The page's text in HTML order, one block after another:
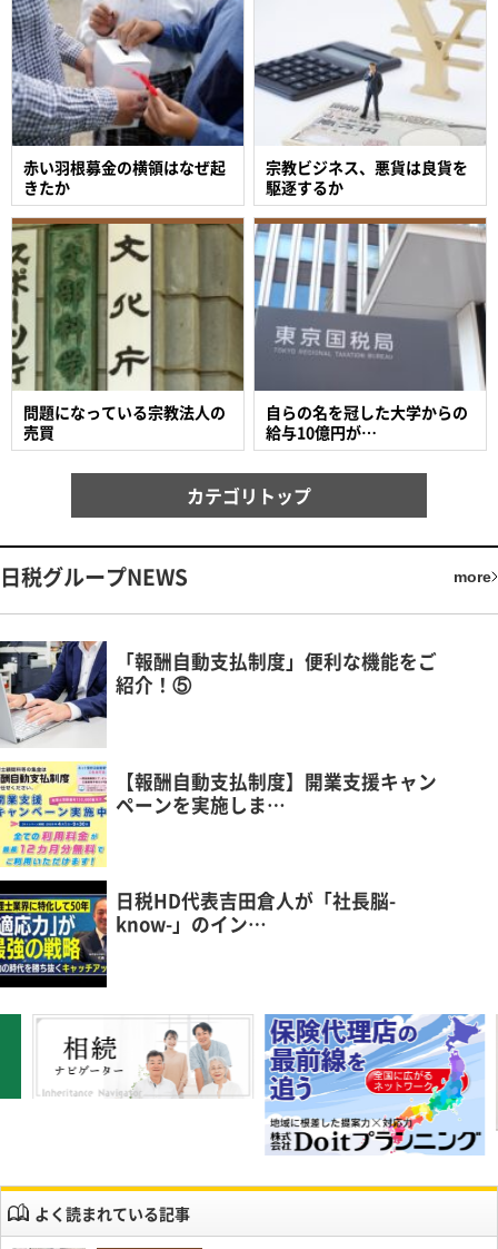
宗教ビジネス、悪貨は良貨を
駆逐するか
赤い羽根募金の横領はなぜ起
きたか
自らの名を冠した大学からの
給与10億円が…
問題になっている宗教法人の
売買
カテゴリトップ
日税グループNEWS more
「報酬自動支払制度」便利な機能をご
紹介！⑤
【報酬自動支払制度】開業支援キャン
ペーンを実施しま…
日税HD代表吉田倉人が「社長脳-
know-」のイン…
よく読まれている記事